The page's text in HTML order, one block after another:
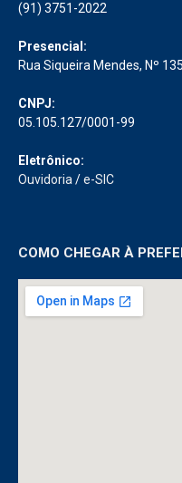
(91) 3751-2022
Presencial:
Rua Siqueira Mendes, Nº
CNPJ:
05.105.127/0001-99
Eletrônico:
Ouvidoria /e-SIC
COMO CHEGAR À